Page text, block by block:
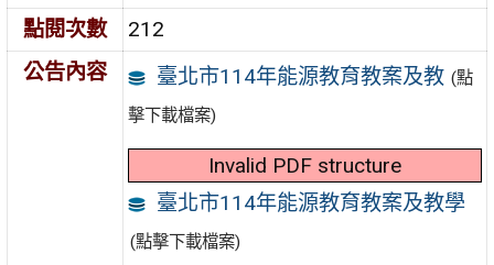
點閱次數
212
公告內容
臺北市114年能源教育教案及教 (點
擊下載檔案)
Invalid PDF structure
臺北市114年能源教育教案及教學
(點擊下載檔案)